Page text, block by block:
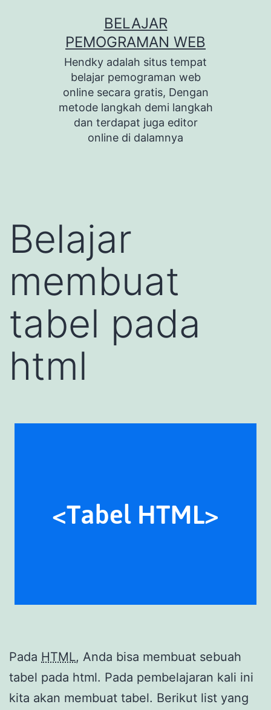
BELAJAR
PEMOGRAMAN WEB
Hendky adalah situs tempat
belajar pemograman web
online secara gratis, Dengan
metode langkah demi langkah
dan terdapat juga editor
online di dalamnya
Belajar
membuat
tabel pada
html
Pada HTML, Anda bisa membuat sebuah
tabel pada html. Pada pembelajaran kali ini
kita akan membuat tabel. Berikut list yang